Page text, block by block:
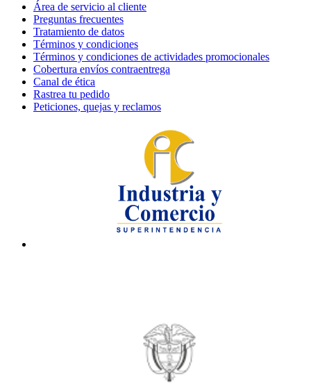
Área de servicio al cliente
Preguntas frecuentes
Tratamiento de datos
Términos y condiciones
Términos y condiciones de actividades promocionales
Cobertura envíos contraentrega
Canal de ética
Rastrea tu pedido
Peticiones, quejas y reclamos